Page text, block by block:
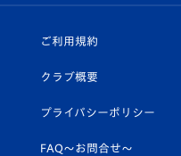
ホームタウン
平和祈念活動
U-18
スクール
ヴィヴィくんインスタグ
公式LINE＠
ご利用規約
クラブ概要
プライバシーポリシー
FAQ〜お問合せ〜